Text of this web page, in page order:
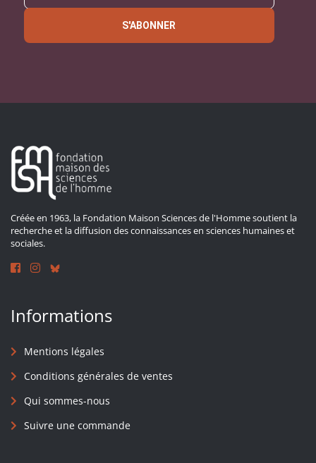
S'ABONNER
Créée en 1963, la Fondation Maison Sciences de l'Homme soutient la
recherche et la diffusion des connaissances en sciences humaines et
sociales.
Informations
Mentions légales
Conditions générales de ventes
Qui sommes-nous
Suivre une commande